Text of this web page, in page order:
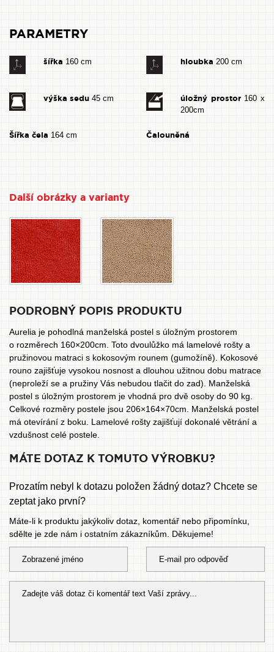
PARAMETRY
šířka 160 cm hloubka 200 cm
výška sedu 45 cm úložný prostor160 x
200cm
Šířka čela 164 cm Čalouněná
Další obrázky a varianty
PODROBNÝ POPIS PRODUKTU
Aurelia je pohodlná manželská postel s úložným prostorem
o rozměrech 160×200cm. Toto dvoulůžko má lamelové rošty a
pružinovou matraci s kokosovým rounem (gumožíně). Kokosové
rouno zajišťuje vysokou nosnost a dlouhou užitnou dobu matrace
(neproleží se a pružiny Vás nebudou tlačit do zad). Manželská
postel s úložným prostorem je vhodná pro dvě osoby do 90 kg.
Celkové rozměry postele jsou 206×164×70cm. Manželská postel
má otevírání z boku. Lamelové rošty zajišťují dokonalé větrání a
vzdušnost celé postele.
MÁTE DOTAZ K TOMUTO VÝROBKU?
Prozatím nebyl k dotazu položen žádný dotaz? Chcete se
zeptat jako první?
Máte-li k produktu jakýkoliv dotaz, komentář nebo připomínku,
sdělte je zde nám i ostatním zákazníkům. Děkujeme!